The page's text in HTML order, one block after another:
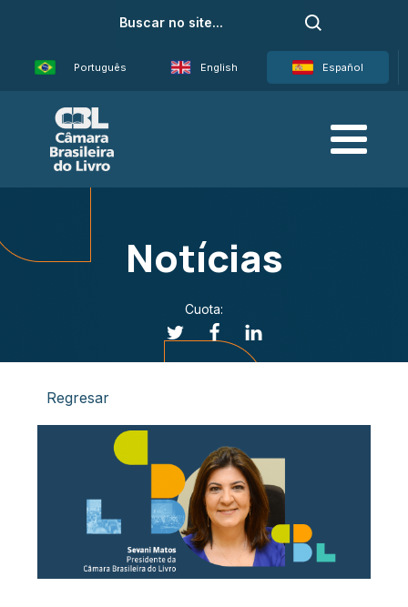
Português English Español
Notícias
Cuota:
Regresar